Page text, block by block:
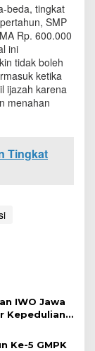
beda, tingkat
SMP
Rp. 600.000
ini
tidak boleh
ketika
ijazah karena
menahan
Tingkat
IWO Jawa
Kepedulian
Ke-5 GMPK